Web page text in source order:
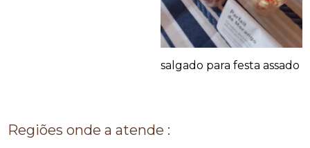
salgado para festa assado
Regiões onde a atende :